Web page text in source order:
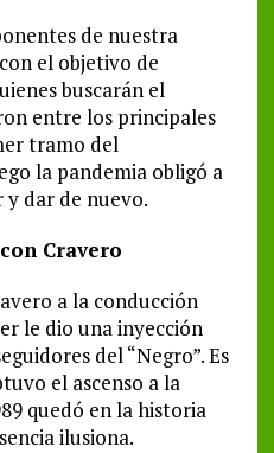
de nuestra
el objetivo de
buscarán el
entre los principales
tramo del
la pandemia obligó a
dar de nuevo.
Cravero
a la conducción
le dio una inyección
del “Negro”. Es
el ascenso a la
quedó en la historia
ilusiona.